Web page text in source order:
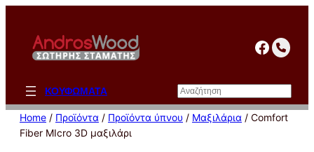
περιεχόμενο
ΚΟΥΦΩΜΑΤΑ Αναζήτηση
Home / Προϊόντα / Προϊόντα ύπνου / Μαξιλάρια / Comfort
Fiber MIcro 3D μαξιλάρι